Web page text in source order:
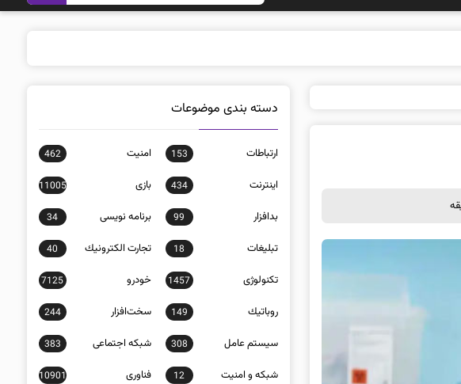
دسته بندی موضوعات
ارتباطات 153 امنيت 462
اينترنت 434 بازی 11005
بدافزار 99 برنامه نويسی 34
تبلیغات 18 تجارت الكترونيك 40
تکنولوژی 1457 خودرو 7125
روباتيك 149 سخت‌افزار 244
سيستم عامل 308 شبكه اجتماعی 383
شبكه و امنيت 12 فناوری 10901